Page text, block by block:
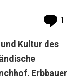
1
Kultur des
Erbbauer